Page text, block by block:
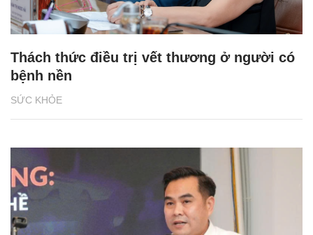
SỨC KHỎE
Thách thức điều trị vết thương ở người có
bệnh nền